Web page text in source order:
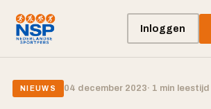
Inloggen
NIEUWS 04 december 2023· 1 min leestijd